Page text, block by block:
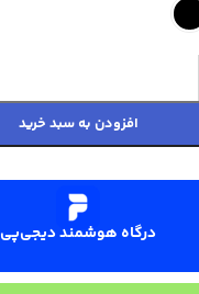
افزودن به سبد خرید
درگاه هوشمند دیجی‌پی